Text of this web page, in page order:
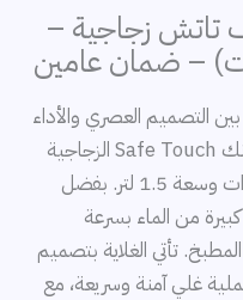
تاتش زجاجية –
التصميم العصري والأداء
كاتيل تانك Safe Touch الزجاجية
الكهربائية، التي تتميز بقدرة 1500 وات وسعة 1.5 لتر. بفضل
من الماء بسرعة
تأتي الغلاية بتصميم
غلي آمنة وسريعة، مع